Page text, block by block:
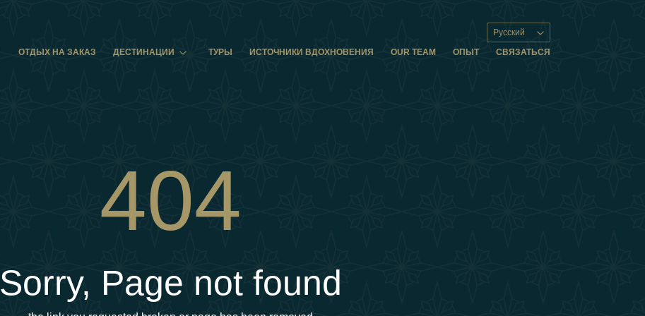
Русский
ОТДЫХ НА ЗАКАЗ
ДЕСТИНАЦИИ ТУРЫ ИСТОЧНИКИ ВДОХНОВЕНИЯ OUR TEAM ОПЫТ СВЯЗАТЬСЯ
404
Sorry, Page not found